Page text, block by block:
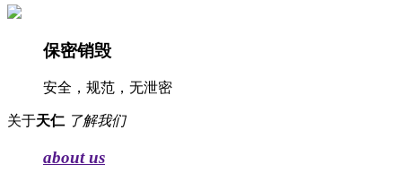
保密销毁
安全，规范，无泄密
关于天仁 了解我们
about us